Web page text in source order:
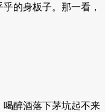
的身板子。那一看，
醉酒落下茅坑起不来